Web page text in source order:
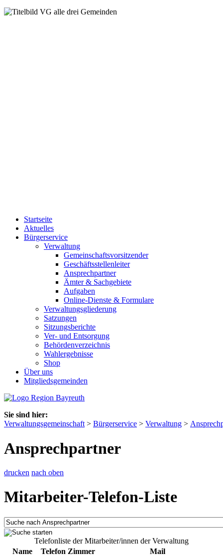
Startseite
Aktuelles
Bürgerservice
Verwaltung
Gemeinschaftsvorsitzender
Geschäftsstellenleiter
Ansprechpartner
Ämter & Sachgebiete
Aufgaben
Online-Dienste & Formulare
Verwaltungsgliederung
Satzungen
Sitzungsberichte
Ver- und Entsorgung
Behördenverzeichnis
Wahlergebnisse
Shop
Über uns
Mitgliedsgemeinden
Sie sind hier:
Verwaltungsgemeinschaft > Bürgerservice > Verwaltung >
Ansprechpartner
drucken nach oben
Mitarbeiter-Telefon-Liste
Telefonliste der Mitarbeiter/innen der Verwaltung
Name
Telefon Zimmer Mail